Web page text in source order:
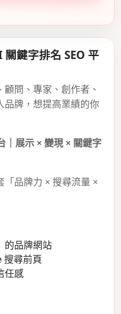
鍵字排名 SEO 平
問、專家、創作者、
品牌，想提高業績的你
｜展示 × 變現 × 關鍵字
品牌力 × 搜尋流量 ×
的品牌網站
搜尋前頁
任感